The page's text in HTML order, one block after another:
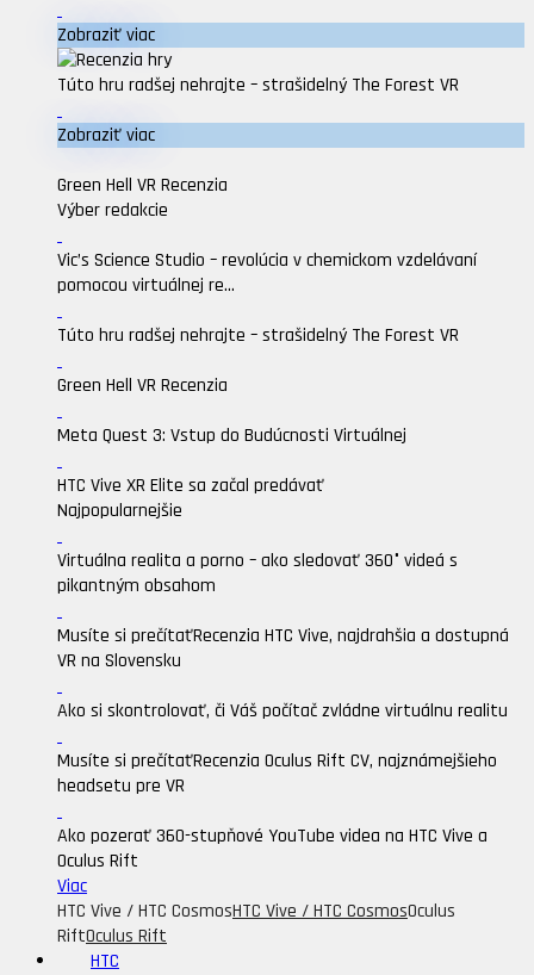
Zobraziť viac
Túto hru radšej nehrajte – strašidelný The Forest VR
Zobraziť viac
Green Hell VR Recenzia
Výber redakcie
Vic’s Science Studio – revolúcia v chemickom vzdelávaní
pomocou virtuálnej re...
Túto hru radšej nehrajte – strašidelný The Forest VR
Green Hell VR Recenzia
Meta Quest 3: Vstup do Budúcnosti Virtuálnej
HTC Vive XR Elite sa začal predávať
Najpopularnejšie
Virtuálna realita a porno – ako sledovať 360° videá s
pikantným obsahom
Musíte si prečítaťRecenzia HTC Vive, najdrahšia a dostupná
VR na Slovensku
Ako si skontrolovať, či Váš počítač zvládne virtuálnu realitu
Musíte si prečítaťRecenzia Oculus Rift CV, najznámejšieho
headsetu pre VR
Ako pozerať 360-stupňové YouTube videa na HTC Vive a
Oculus Rift
Viac
HTC Vive / HTC CosmosHTC Vive / HTC CosmosOculus
RiftOculus Rift
HTC